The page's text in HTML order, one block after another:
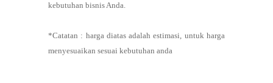
kebutuhan bisnis Anda.
*Catatan : harga diatas adalah estimasi, untuk harga
menyesuaikan sesuai kebutuhan anda